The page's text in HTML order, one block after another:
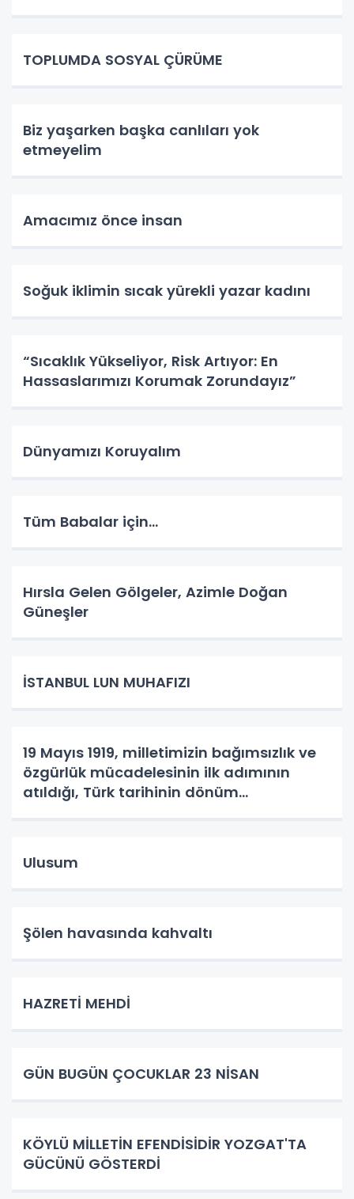
TOPLUMDA SOSYAL ÇÜRÜME
Biz yaşarken başka canlıları yok
etmeyelim
Amacımız önce insan
Soğuk iklimin sıcak yürekli yazar kadını
“Sıcaklık Yükseliyor, Risk Artıyor: En
Hassaslarımızı Korumak Zorundayız”
Dünyamızı Koruyalım
Tüm Babalar için...
Hırsla Gelen Gölgeler, Azimle Doğan
Güneşler
İSTANBUL LUN MUHAFIZI
19 Mayıs 1919, milletimizin bağımsızlık ve
özgürlük mücadelesinin ilk adımının
atıldığı, Türk tarihinin dönüm
Ulusum
Şölen havasında kahvaltı
HAZRETİ MEHDİ
GÜN BUGÜN ÇOCUKLAR 23 NİSAN
KÖYLÜ MİLLETİN EFENDİSİDİR YOZGAT'TA
GÜCÜNÜ GÖSTERDİ